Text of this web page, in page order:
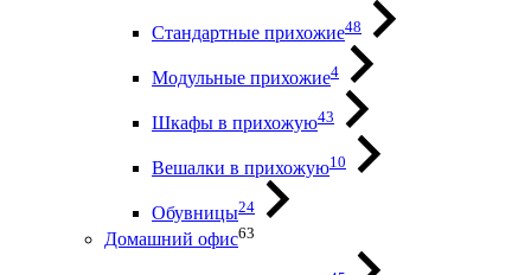
Стандартные прихожие48
Модульные прихожие4
Шкафы в прихожую43
Вешалки в прихожую10
Обувницы24
Домашний офис63